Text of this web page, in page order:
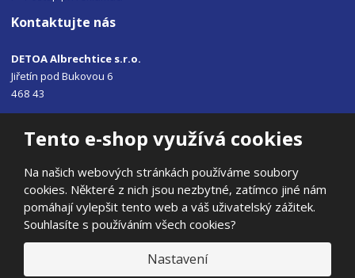
Tento e-shop využívá cookies
Na našich webových stránkách používáme soubory
cookies. Některé z nich jsou nezbytné, zatímco jiné nám
pomáhají vylepšit tento web a váš uživatelský zážitek.
Souhlasíte s používáním všech cookies?
Nastavení
Kontaktujte nás
DETOA Albrechtice s.r.o.
Jiřetín pod Bukovou 6
468 43
Email:sales@detoa.cz
Ochrana osobních údajů